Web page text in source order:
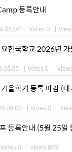
등록안내
| Votes 0 |
한국학교 2026년 가
| Votes 0 |
을학기 등록 마감 (
| Votes 0 |
등록안내 (5월 25일
Votes 0 | Views 873